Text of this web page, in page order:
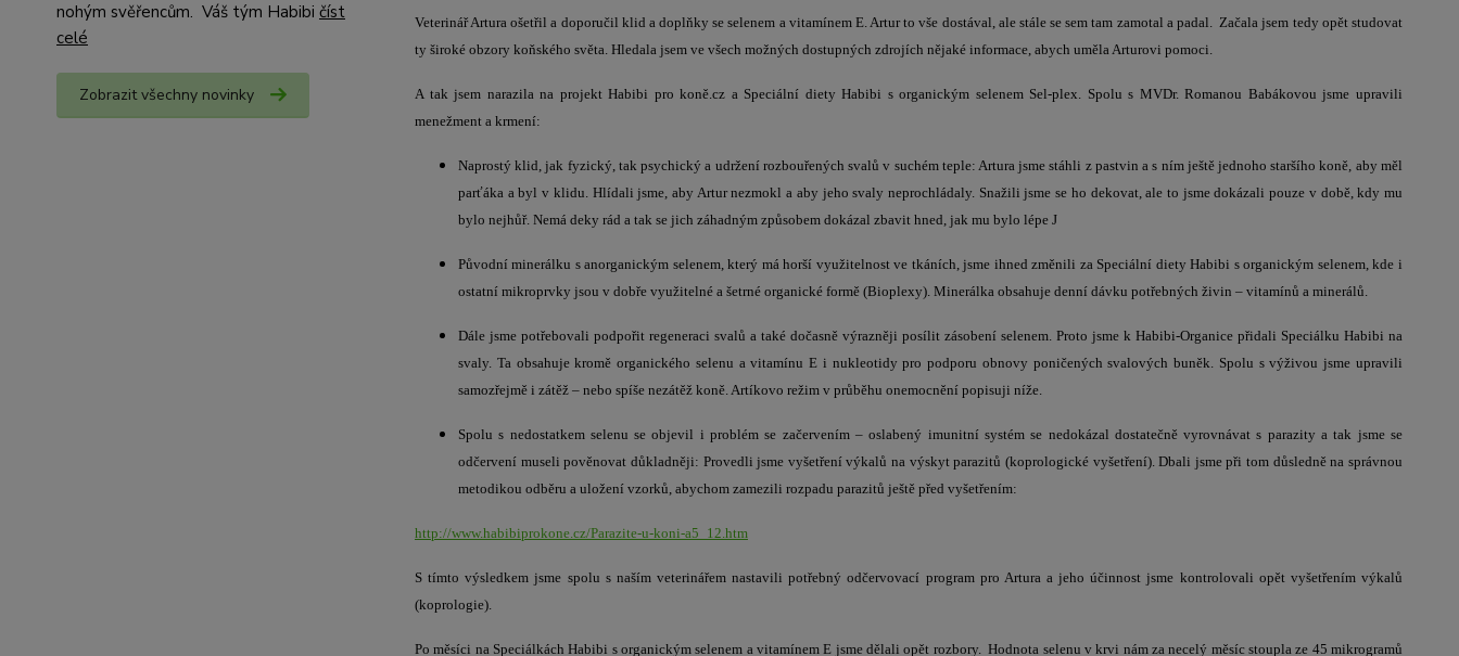
nohým svěřencům. Váš tým Habibi číst
celé
Zobrazit všechny novinky
Veterinář Artura ošetřil a doporučil klid a doplňky se selenem a vitamínem E. Artur to vše dostával, ale stále se sem tam zamotal a padal. Začala jsem tedy opět studovat
ty široké obzory koňského světa. Hledala jsem ve všech možných dostupných zdrojích nějaké informace, abych uměla Arturovi pomoci.
A tak jsem narazila na projekt Habibi pro koně.cz a Speciální diety Habibi s organickým selenem Sel-plex. Spolu s MVDr. Romanou Babákovou jsme upravili
menežment a krmení:
Naprostý klid, jak fyzický, tak psychický a udržení rozbouřených svalů v suchém teple: Artura jsme stáhli z pastvin a s ním ještě jednoho staršího koně, aby měl
parťáka a byl v klidu. Hlídali jsme, aby Artur nezmokl a aby jeho svaly neprochládaly. Snažili jsme se ho dekovat, ale to jsme dokázali pouze v době, kdy mu
bylo nejhůř. Nemá deky rád a tak se jich záhadným způsobem dokázal zbavit hned, jak mu bylo lépe J
Původní minerálku s anorganickým selenem, který má horší využitelnost ve tkáních, jsme ihned změnili za Speciální diety Habibi s organickým selenem, kde i
ostatní mikroprvky jsou v dobře využitelné a šetrné organické formě (Bioplexy). Minerálka obsahuje denní dávku potřebných živin – vitamínů a minerálů.
Dále jsme potřebovali podpořit regeneraci svalů a také dočasně výrazněji posílit zásobení selenem. Proto jsme k Habibi-Organice přidali Speciálku Habibi na
svaly. Ta obsahuje kromě organického selenu a vitamínu E i nukleotidy pro podporu obnovy poničených svalových buněk. Spolu s výživou jsme upravili
samozřejmě i zátěž – nebo spíše nezátěž koně. Artíkovo režim v průběhu onemocnění popisuji níže.
Spolu s nedostatkem selenu se objevil i problém se začervením – oslabený imunitní systém se nedokázal dostatečně vyrovnávat s parazity a tak jsme se
odčervení museli pověnovat důkladněji: Provedli jsme vyšetření výkalů na výskyt parazitů (koprologické vyšetření). Dbali jsme při tom důsledně na správnou
metodikou odběru a uložení vzorků, abychom zamezili rozpadu parazitů ještě před vyšetřením:
http://www.habibiprokone.cz/Parazite-u-koni-a5_12.htm
S tímto výsledkem jsme spolu s naším veterinářem nastavili potřebný odčervovací program pro Artura a jeho účinnost jsme kontrolovali opět vyšetřením výkalů
(koprologie).
Po měsíci na Speciálkách Habibi s organickým selenem a vitamínem E jsme dělali opět rozbory. Hodnota selenu v krvi nám za necelý měsíc stoupla ze 45 mikrogramů